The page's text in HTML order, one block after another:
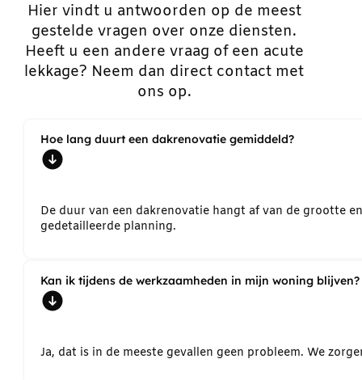
Hier vindt u antwoorden op de meest
gestelde vragen over onze diensten.
Heeft u een andere vraag of een acute
lekkage? Neem dan direct contact met
ons op.
Hoe lang duurt een dakrenovatie gemiddeld?
De duur van een dakrenovatie hangt af van de grootte
gedetailleerde planning.
Kan ik tijdens de werkzaamheden in mijn woning blijven?
Ja, dat is in de meeste gevallen geen probleem. We